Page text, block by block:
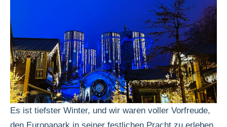
Es ist tiefster Winter, und wir waren voller Vorfreude,